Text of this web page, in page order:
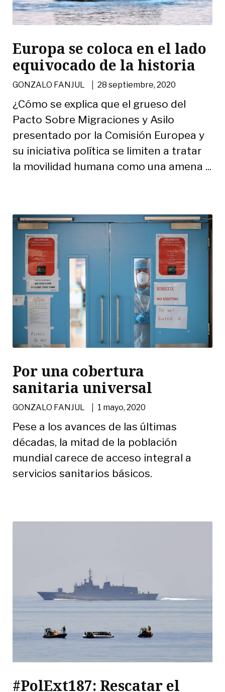
Europa se coloca en el lado
equivocado de la historia
GONZALO FANJUL |28 septiembre, 2020
¿Cómo se explica que el grueso del
Pacto Sobre Migraciones y Asilo
presentado por la Comisión Europea y
su iniciativa política se limiten a tratar
la movilidad humana como una amena ...
Por una cobertura
sanitaria universal
GONZALO FANJUL | 1 mayo, 2020
Pese a los avances de las últimas
décadas, la mitad de la población
mundial carece de acceso integral a
servicios sanitarios básicos.
#PolExt187: Rescatar el